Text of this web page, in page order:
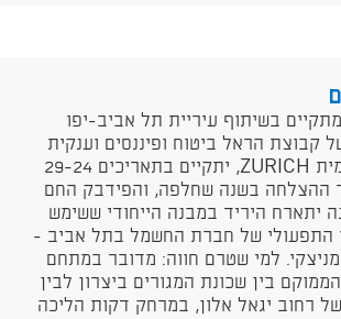
בשיתוף עיריית תל אביב-יפו
קבוצת הראל ביטוח ופיננסים וענקית
הביטוח הבינלאומית ZURICH, יתקיים בתאריכים 29-24
לאור ההצלחה בשנה שחלפה, והפידבק החם
יתארח היריד במבנה הייחודי ששימש
התפעולי של חברת החשמל בתל אביב -
למי שטרם חווה: מדובר במתחם
בין שכונת המגורים ביצרון לבין
של רחוב יגאל אלון, במרחק דקות הליכה